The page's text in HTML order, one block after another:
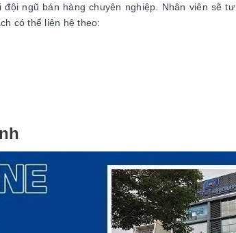
ngũ bán hàng chuyên nghiệp. Nhân viên sẽ
có thể liên hệ theo: